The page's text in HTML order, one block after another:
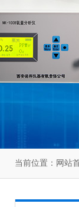
当前位置： 网站